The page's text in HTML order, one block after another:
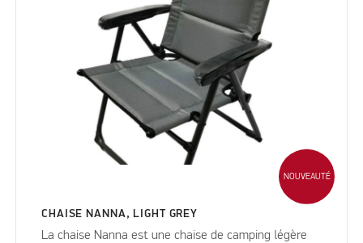
NOUVEAUTÉ
CHAISE NANNA, LIGHT GREY
La chaise Nanna est une chaise de camping légère